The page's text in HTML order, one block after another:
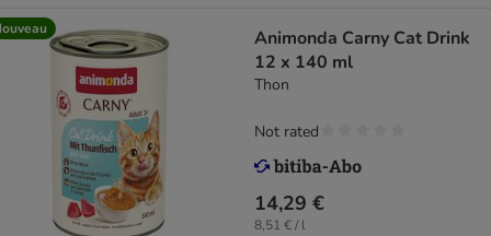
Animonda Carny Cat Drink
12 x 140 ml
Thon
14,29 €
8,51 € / l
Not rated